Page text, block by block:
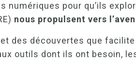
numériques pour qu’ils
nous propulsent vers
des découvertes que facilite
outils dont ils ont besoin,